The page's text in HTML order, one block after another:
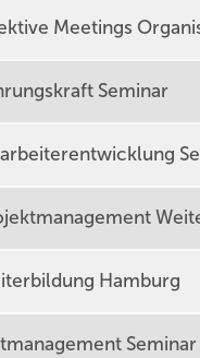
Meetings
Seminar
Hamburg
Seminar